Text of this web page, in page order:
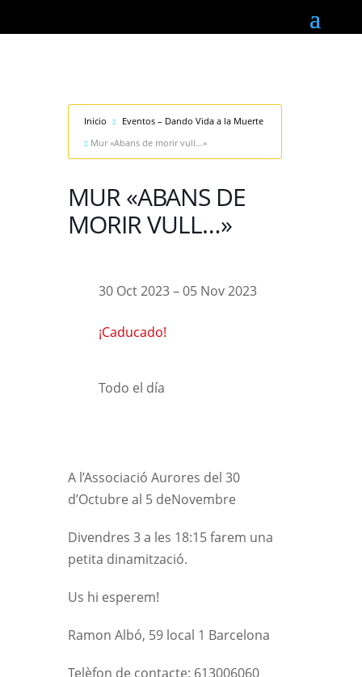
Inicio
Eventos – Dando Vida a la Muerte
Mur «Abans de morir vull…»
MUR «ABANS DE
MORIR VULL…»
30 Oct 2023– 05 Nov 2023
¡Caducado!
Todo el día
A l’Associació Aurores del 30
d’Octubre al 5 deNovembre
Divendres 3 a les 18:15 farem una
petita dinamització.
Us hi esperem!
Ramon Albó, 59 local 1 Barcelona
Telèfon de contacte: 613006060